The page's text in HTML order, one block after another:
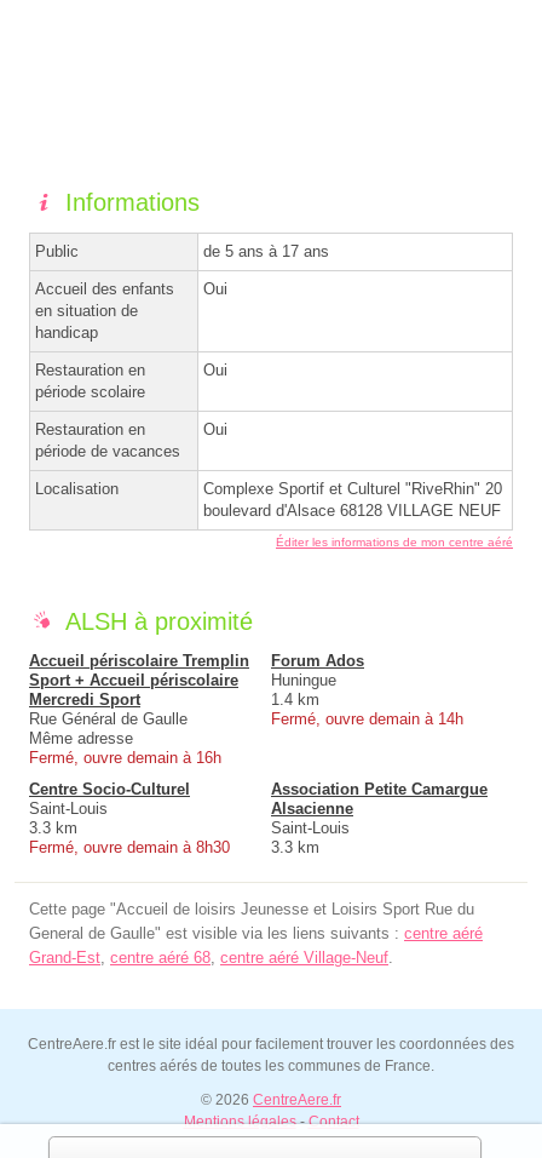
Informations
Public de 5 ans à 17 ans
Accueil des enfants
en situation de
handicap
Oui
Restauration en
période scolaire
Oui
Restauration en
période de vacances
Oui
Localisation
Complexe Sportif et Culturel "RiveRhin" 20
boulevard d'Alsace 68128 VILLAGE NEUF
Éditer les informations de mon centre aéré
ALSH à proximité
Accueil périscolaire Tremplin
Sport + Accueil périscolaire
Mercredi Sport
Rue Général de Gaulle
Même adresse
Fermé, ouvre demain à 16h
Forum Ados
Huningue
1.4 km
Fermé, ouvre demain à 14h
Centre Socio-Culturel
Saint-Louis
3.3 km
Fermé, ouvre demain à 8h30
Association Petite Camargue
Alsacienne
Saint-Louis
3.3 km
Cette page "Accueil de loisirs Jeunesse et Loisirs Sport Rue du
General de Gaulle" est visible via les liens suivants : centre aéré
Grand-Est, centre aéré 68, centre aéré Village-Neuf.
CentreAere.fr est le site idéal pour facilement trouver les coordonnées des
centres aérés de toutes les communes de France.
© 2026 CentreAere.fr
Mentions légales-Contact